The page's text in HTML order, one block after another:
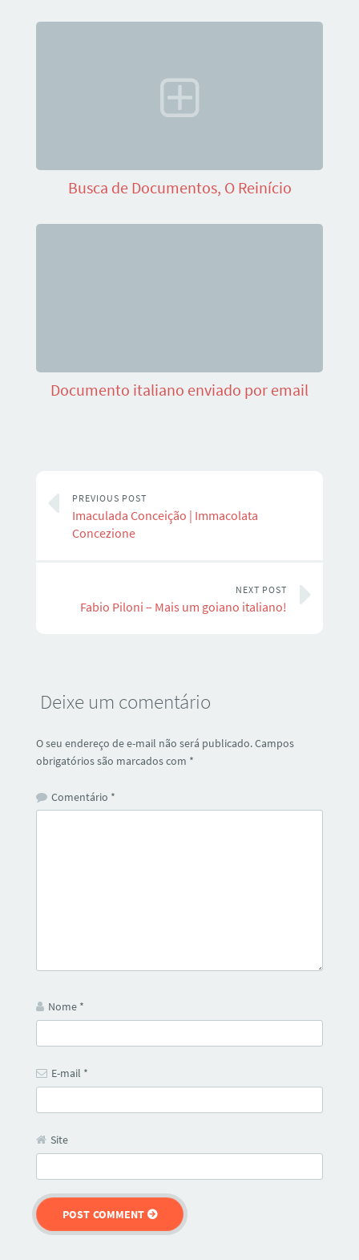
Busca de Documentos, O Reinício
Documento italiano enviado por email
PREVIOUS POST
Imaculada Conceição | Immacolata
Concezione
NEXT POST
Fabio Piloni – Mais um goiano italiano!
Deixe um comentário
O seu endereço de e-mail não será publicado.Campos
obrigatórios são marcados com *
Comentário *
Nome *
E-mail *
Site